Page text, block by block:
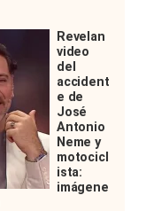
Revelan
video
del
accident
e de
José
Antonio
Neme y
motocicl
ista:
imágene